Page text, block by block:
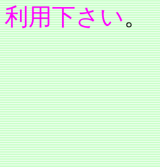
利用下さい。